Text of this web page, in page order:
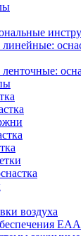
воздуха
EAA